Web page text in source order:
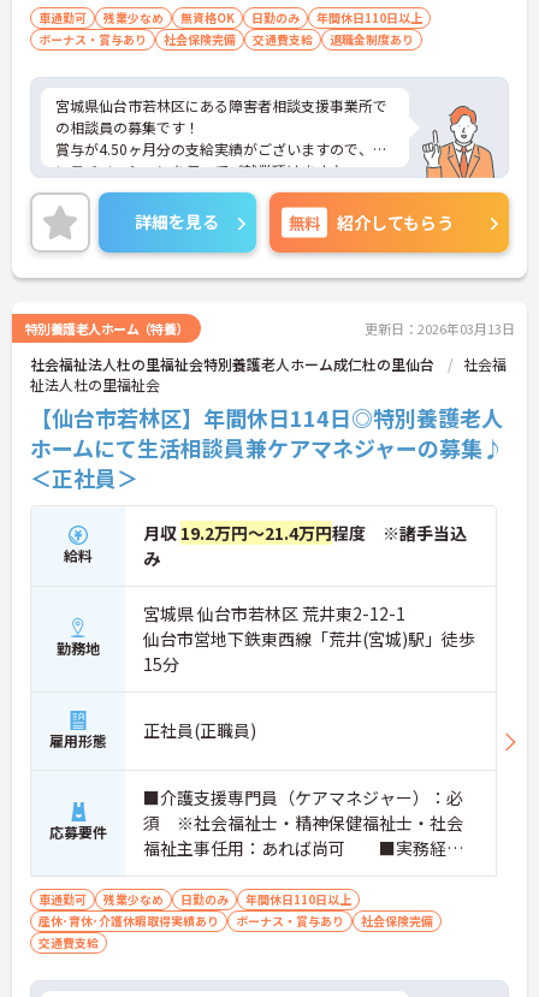
車通勤可 残業少なめ 無資格OK 日勤のみ
年間休日110日以上
ボーナス・賞与あり
社会保険完備 交通費支給 退職金制度あり
宮城県仙台市若林区にある障害者相談支援事業所で
の相談員の募集です！
賞与が4.50ヶ月分の支給実績がございますので、高
いモチベーションを保ってご就業頂けます♪
残業は月に5時間程度と少なめで、プライベートや
家庭との両立もしやすい環境です。
ご興味のある方には、面接対策ポイントなど、さら
に詳細をお話しいたしますのでお気軽にご相談くだ
さい！
詳細を見る 無料 紹介してもらう
特別養護老人ホーム（特養） 更新日：2026年03月13日
社会福祉法人杜の里福祉会特別養護老人ホーム成仁杜の里仙台
社会福
祉法人杜の里福祉会
【仙台市若林区】年間休日114日◎特別養護老人
ホームにて生活相談員兼ケアマネジャーの募集♪
＜正社員＞
給料
月収 19.2万円～21.4万円程度 ※諸手当込
み
勤務地
宮城県 仙台市若林区 荒井東2-12-1
仙台市営地下鉄東西線「荒井(宮城)駅」徒歩
15分
雇用形態 正社員(正職員)
応募要件
■介護支援専門員（ケアマネジャー）：必
須 ※社会福祉士・精神保健福祉士・社会
福祉主事任用：あれば尚可 ■実務経
験：不問 ※老人福祉施設にて相談員経験
あれば尚可 ■普通自動車運転免許（AT
限定可）：必須
車通勤可 残業少なめ 日勤のみ
年間休日110日以上
産休･育休･介護休暇取得実績あり
ボーナス・賞与あり
社会保険完備
交通費支給